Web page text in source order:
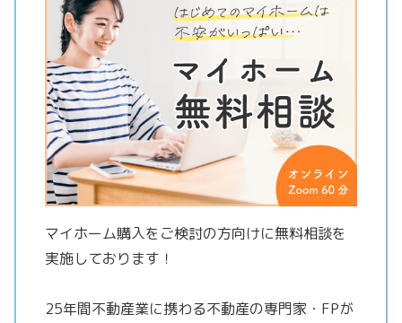
マイホーム購入をご検討の方向けに無料相談を
実施しております！
25年間不動産業に携わる不動産の専門家・FPが